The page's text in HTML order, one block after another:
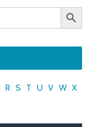
Search Button
R S T U V W X